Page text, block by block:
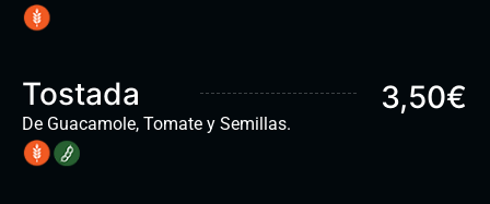
Tostada
De Guacamole, Tomate y Semillas.
3,50€